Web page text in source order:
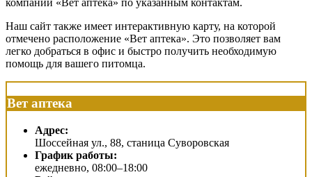
компании «Вет аптека» по указанным контактам.
Наш сайт также имеет интерактивную карту, на которой
отмечено расположение «Вет аптека». Это позволяет вам
легко добраться в офис и быстро получить необходимую
помощь для вашего питомца.
Вет аптека
Адрес:
Шоссейная ул., 88, станица Суворовская
График работы:
ежедневно, 08:00–18:00